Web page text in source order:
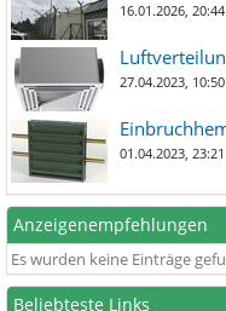
16.01.2026, 20:44
27.04.2023, 10:50
01.04.2023, 23:21
Anzeigenempfehlungen
Es wurden keine Einträge
Beliebteste Links